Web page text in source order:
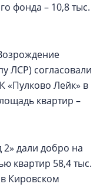
фонда – 10,8 тыс.
ЛСР) согласовали
«Пулково Лейк» в
квартир –
дали добро на
квартир 58,4 тыс.
Кировском